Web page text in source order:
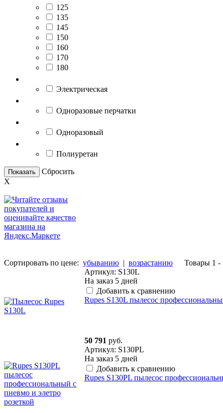
125
135
145
150
160
170
180
Электрическая
Одноразовые перчатки
Одноразовый
Полиуретан
Показать
Сбросить
X
Сортировать по цене: убыванию | возрастанию Товары 1 -
Артикул: S130L
На заказ 5 дней
Добавить к сравнению
Rupes S130L пылесос
50 791 руб.
Артикул: S130PL
На заказ 5 дней
Добавить к сравнению
Rupes S130PL пылесос